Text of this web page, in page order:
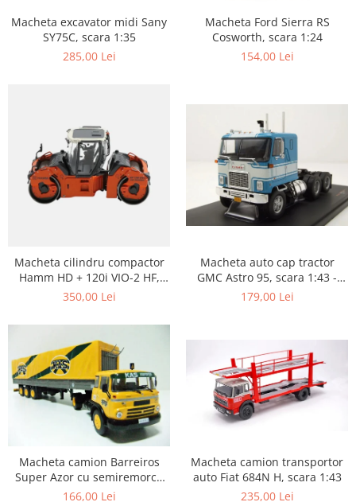
Macheta excavator midi Sany
SY75C, scara 1:35
285,00 Lei
Macheta Ford Sierra RS
Cosworth, scara 1:24
154,00 Lei
Macheta cilindru compactor
Hamm HD + 120i VIO-2 HF,
scara 1:50
350,00 Lei
Macheta auto cap tractor
GMC Astro 95, scara 1:43 -
Copie
179,00 Lei
Macheta camion Barreiros
Super Azor cu semiremorca
cu prelata, scara 1:43
166,00 Lei
Macheta camion transportor
auto Fiat 684N H, scara 1:43
235,00 Lei